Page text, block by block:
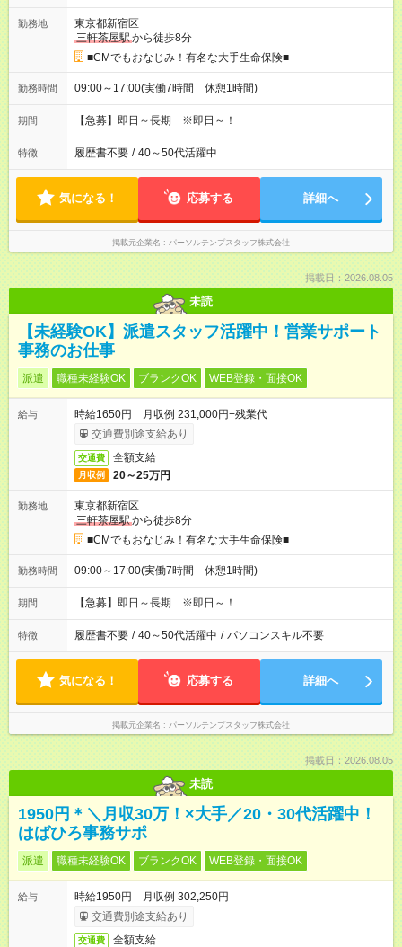
勤務地
東京都新宿区
三軒茶屋駅から徒歩8分
■CMでもおなじみ！有名な大手生命保険■
勤務時間 09:00～17:00(実働7時間 休憩1時間)
期間 【急募】即日～長期 ※即日～！
特徴 履歴書不要 / 40～50代活躍中
気になる！ 応募する 詳細へ
掲載元企業名 パーソルテンプスタッフ株式会社
掲載日：2026.08.05
未読
【未経験OK】派遣スタッフ活躍中！営業サポート
事務のお仕事
派遣 職種未経験OK ブランクOK WEB登録・面接OK
給与
時給1650円 月収例 231,000円+残業代
交通費別途支給あり
交通費 全額支給
月収例 20～25万円
勤務地
東京都新宿区
三軒茶屋駅から徒歩8分
■CMでもおなじみ！有名な大手生命保険■
勤務時間 09:00～17:00(実働7時間 休憩1時間)
期間 【急募】即日～長期 ※即日～！
特徴 履歴書不要 / 40～50代活躍中 / パソコンスキル不要
気になる！ 応募する 詳細へ
掲載元企業名 パーソルテンプスタッフ株式会社
掲載日：2026.08.05
未読
1950円＊＼月収30万！×大手／20・30代活躍中！
はばひろ事務サポ
派遣 職種未経験OK ブランクOK WEB登録・面接OK
給与
時給1950円 月収例 302,250円
交通費別途支給あり
交通費 全額支給